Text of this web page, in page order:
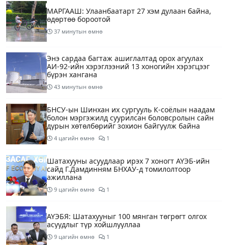
МАРГААШ: Улаанбаатарт 27 хэм дулаан байна,
өдөртөө бороотой
37 минутын өмнө
Энэ сардаа багтаж ашиглалтад орох агуулах
АИ-92-ийн хэрэглээний 13 хоногийн хэрэгцээг
бүрэн хангана
43 минутын өмнө
БНСУ-ын Шинхан их сургууль К-соёлын наадам
болон мэргэжилд суурилсан боловсролын сайн
дурын хөтөлбөрийг зохион байгуулж байна
4 цагийн өмнө 1
Шатахууны асуудлаар ирэх 7 хоногт АҮЭБ-ийн
сайд Г.Дамдинням БНХАУ-д томилолтоор
ажиллана
9 цагийн өмнө 1
АҮЭБЯ: Шатахууныг 100 мянган төгрөгт олгох
асуудлыг түр хойшлууллаа
9 цагийн өмнө 1